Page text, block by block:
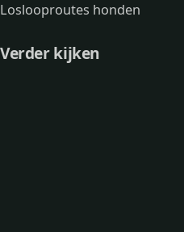
Loslooproutes honden
Verder kijken